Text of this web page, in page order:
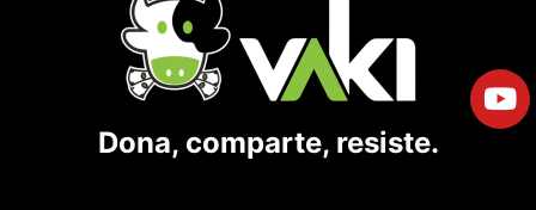
Dona, comparte, resiste.